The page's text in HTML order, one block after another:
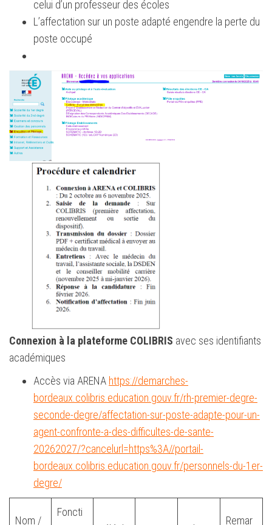
celui d’un professeur des écoles
L’affectation sur un poste adapté engendre la perte du
poste occupé
Connexion à la plateforme COLIBRIS avec ses identifiants
académiques
Accès via ARENA https://demarches-
bordeaux.colibris.education.gouv.fr/rh-premier-degre-
seconde-degre/affectation-sur-poste-adapte-pour-un-
agent-confronte-a-des-difficultes-de-sante-
20262027/?cancelurl=https%3A//portail-
bordeaux.colibris.education.gouv.fr/personnels-du-1er-
degre/
Nom /
Foncti
Remar